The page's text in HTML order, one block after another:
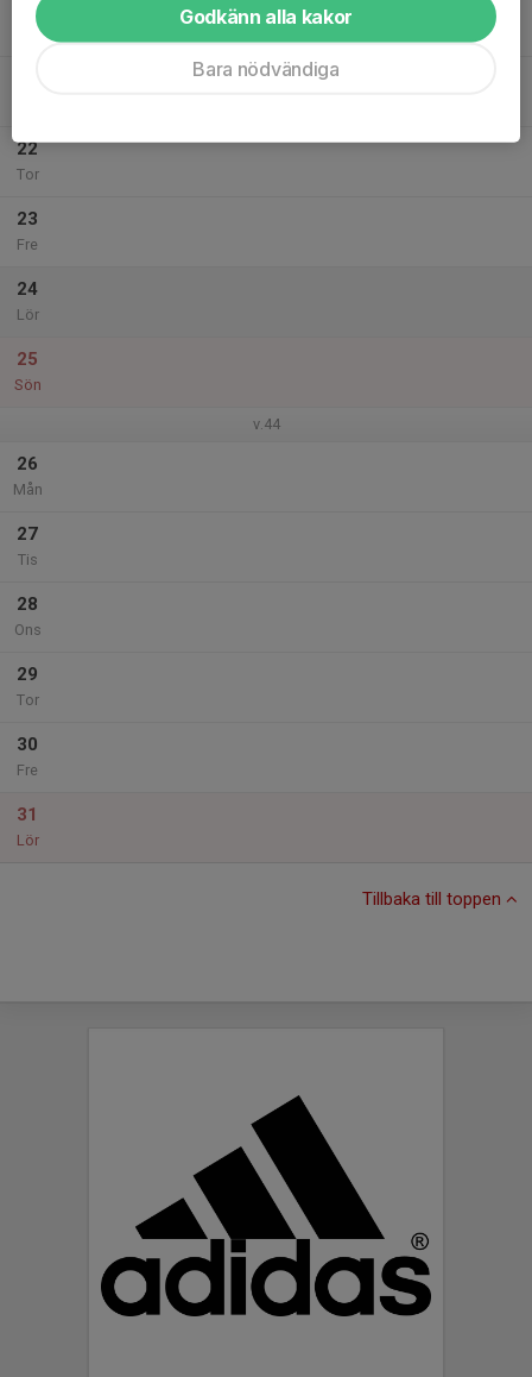
20
22
Tor
23
Fre
24
Lör
25
Sön
v.44
26
Mån
27
Tis
28
Ons
29
Tor
30
Fre
31
Lör
Tillbaka till toppen
Godkänn alla kakor
Bara nödvändiga